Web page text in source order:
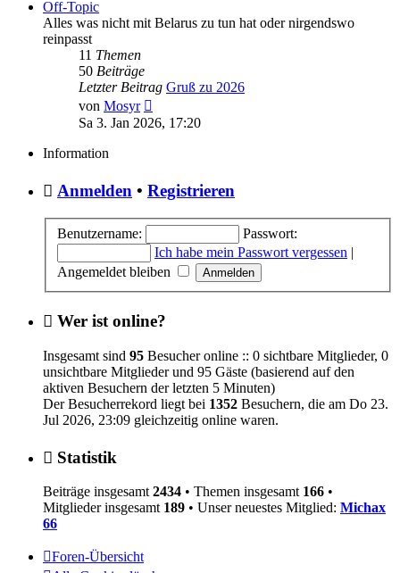
Off-Topic
Alles was nicht mit Belarus zu tun hat oder nirgendswo
reinpasst
11 Themen
50 Beiträge
Letzter Beitrag Gruß zu 2026
von Mosyr
Beitrag
Sa 3. Jan 2026, 17:20
Information
Anmelden • Registrieren
Benutzername:
Passwort:
Ich habe mein Passwort vergessen |
Angemeldet bleiben
Wer ist online?
Insgesamt sind 95 Besucher online :: 0 sichtbare Mitglieder, 0
unsichtbare Mitglieder und 95 Gäste (basierend auf den
aktiven Besuchern der letzten 5 Minuten)
Der Besucherrekord liegt bei 1352 Besuchern, die am Do 23.
Jul 2026, 23:09 gleichzeitig online waren.
Statistik
Beiträge insgesamt 2434 • Themen insgesamt 166 •
Mitglieder insgesamt 189 • Unser neuestes Mitglied: Michax
66
Foren-Übersicht